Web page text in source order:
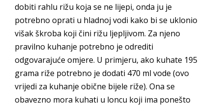
dobiti rahlu rižu koja se ne lijepi, onda ju je
potrebno oprati u hladnoj vodi kako bi se uklonio
višak škroba koji čini rižu ljepljivom. Za njeno
pravilno kuhanje potrebno je odrediti
odgovarajuće omjere. U primjeru, ako kuhate 195
grama riže potrebno je dodati 470 ml vode (ovo
vrijedi za kuhanje obične bijele riže). Ona se
obavezno mora kuhati u loncu koji ima ponešto